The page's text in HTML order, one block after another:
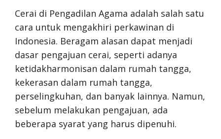
Cerai di Pengadilan Agama adalah salah satu
cara untuk mengakhiri perkawinan di
Indonesia. Beragam alasan dapat menjadi
dasar pengajuan cerai, seperti adanya
ketidakharmonisan dalam rumah tangga,
kekerasan dalam rumah tangga,
perselingkuhan, dan banyak lainnya. Namun,
sebelum melakukan pengajuan, ada
beberapa syarat yang harus dipenuhi.